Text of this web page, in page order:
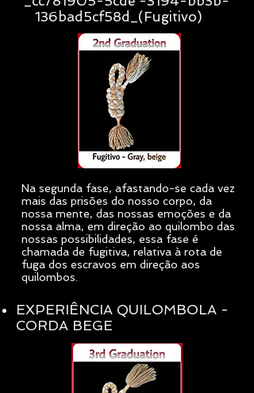
136bad5cf58d_(Fugitivo)
Na segunda fase, afastando-se cada vez
mais das prisões do nosso corpo, da
nossa mente, das nossas emoções e da
nossa alma, em direção ao quilombo das
nossas possibilidades, essa fase é
chamada de fugitiva, relativa à rota de
fuga dos escravos em direção aos
quilombos.
EXPERIÊNCIA QUILOMBOLA -
CORDA BEGE